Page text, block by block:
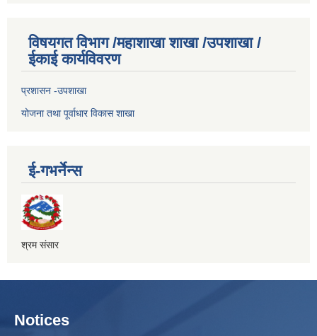
विषयगत विभाग /महाशाखा शाखा /उपशाखा /
ईकाई कार्यविवरण
प्रशासन -उपशाखा
योजना तथा पूर्वाधार विकास शाखा
ई-गभर्नेन्स
श्रम संसार
Notices